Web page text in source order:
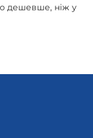
дешевше, ніж у